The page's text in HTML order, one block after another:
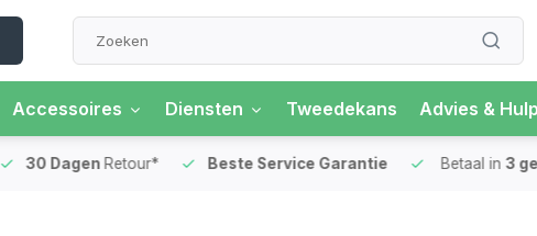
Accessoires Diensten Tweedekans Advies & Hulp
30 DagenRetour* Beste Service Garantie Betaal in 3